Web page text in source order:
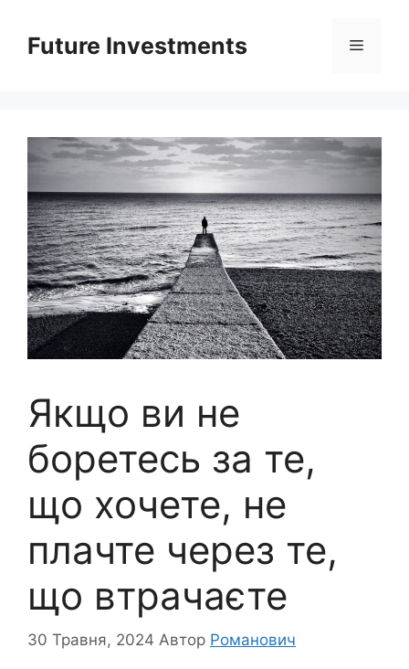
вмістуFuture Investments Меню
Якщо ви не
боретесь за те,
що хочете, не
плачте через те,
що втрачаєте
30 Травня, 2024 Автор Романович